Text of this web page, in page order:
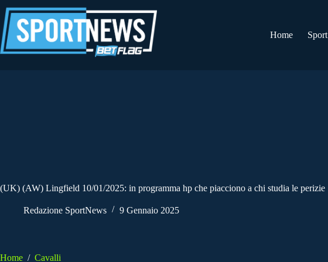
al
contenuto
Home
Sport
(UK) (AW) Lingfield 10/01/2025: in programma hp che piacciono a chi studia le perizie
Redazione SportNews 9 Gennaio 2025
Home / Cavalli